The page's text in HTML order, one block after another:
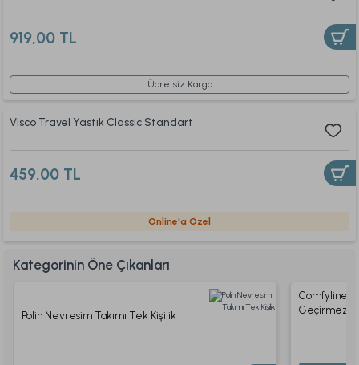
919,00 TL
Ücretsiz Kargo
Visco Travel Yastık Classic Standart
459,00 TL
Online'a Özel
Kategorinin Öne Çıkanları
Polin Nevresim Takımı Tek Kişilik
Comfyline
Geçirmez